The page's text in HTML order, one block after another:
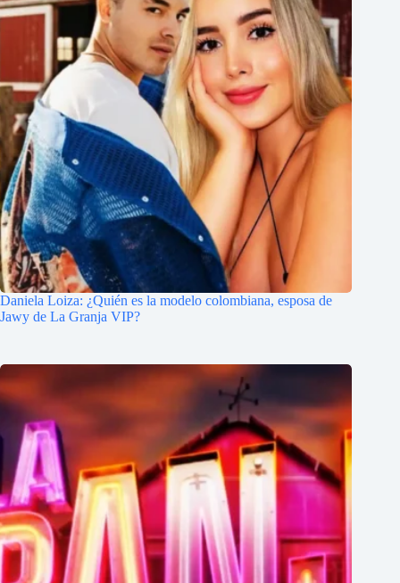
Daniela Loiza: ¿Quién es la modelo colombiana, esposa de
Jawy de La Granja VIP?